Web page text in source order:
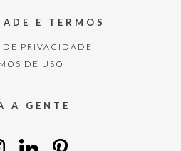
E TERMOS
PRIVACIDADE
DE USO
A GENTE